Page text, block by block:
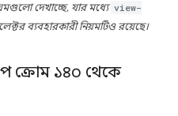
দেখাচ্ছে, যার মধ্যে view-
ব্যবহারকারী নিয়মটিও রয়েছে।
ক্রোম ১৪০ থেকে